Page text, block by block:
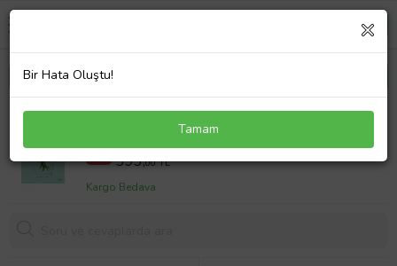
Söğüt Ne Söylüyor ?
%17 472,5 TL
393,00 TL
Kargo Bedava
Bir Hata Oluştu!
Tamam